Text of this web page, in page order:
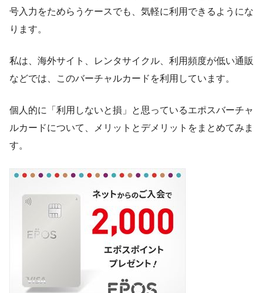
号入力をためらうケースでも、気軽に利用できるようにな
ります。
私は、海外サイト、レンタサイクル、利用頻度が低い通販
などでは、このバーチャルカードを利用しています。
個人的に「利用しないと損」と思っているエポスバーチャ
ルカードについて、メリットとデメリットをまとめてみま
す。